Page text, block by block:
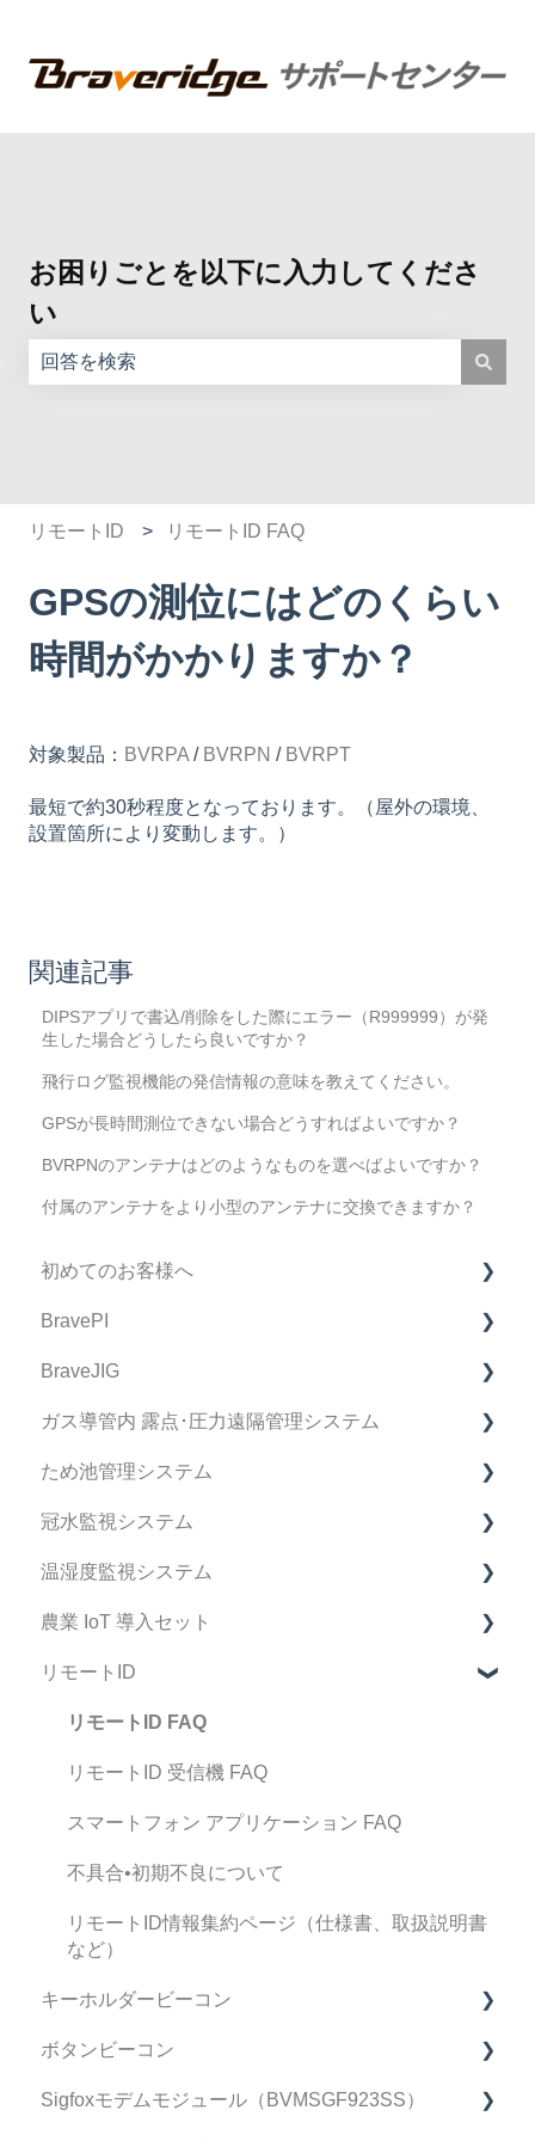
お困りごとを以下に入力してくださ
い
リモートID リモートID FAQ
GPSの測位にはどのくらい
時間がかかりますか？
対象製品： BVRPA / BVRPN / BVRPT
最短で約30秒程度となっております。（屋外の環境、
設置箇所により変動します。）
関連記事
DIPSアプリで書込/削除をした際にエラー（R999999）が発
生した場合どうしたら良いですか？
飛行ログ監視機能の発信情報の意味を教えてください。
GPSが長時間測位できない場合どうすればよいですか？
BVRPNのアンテナはどのようなものを選べばよいですか？
付属のアンテナをより小型のアンテナに交換できますか？
初めてのお客様へ
製品購入に関してのFAQ
BravePI
BravePI FAQ
スマートフォン アプリケーション FAQ
BravePI 関連動画
ドキュメント関連
ファームウェア リリースノート
BraveJIG
BraveJIG FAQ
IoT導入支援キット FAQ
BraveJIG PLUG FAQ
ガス導管内 露点･圧力遠隔管理システム
デバイス FAQ
管理システム FAQ
設置ガイドアプリ FAQ
運用・サポート FAQ
修理・点検 FAQ
データ・精度 FAQ
導入検討中のお客様へ
ため池管理システム
ため池管理システム FAQ
マニュアル
製品仕様書
冠水監視システム
冠水監視システム FAQ
マニュアル
製品仕様書
温湿度監視システム
FAQ
マニュアル
農業 IoT 導入セット
FAQ
契約・手続き
リモートID
リモートID FAQ
リモートID 受信機 FAQ
スマートフォン アプリケーション FAQ
不具合•初期不良について
リモートID情報集約ページ（仕様書、取扱説明書
など）
キーホルダービーコン
FAQ
マニュアル
ボタンビーコン
FAQ
Sigfoxモデムモジュール（BVMSGF923SS）